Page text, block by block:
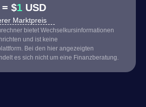
= $1 USD
Marktpreis
bietet Wechselkursinformationen
und ist keine
Bei den hier angezeigten
es sich nicht um eine Finanzberatung.